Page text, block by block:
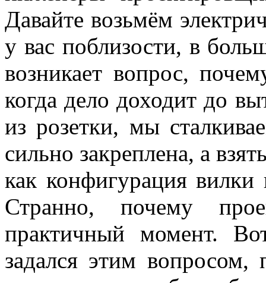
Давайте возьмём
у вас поблизости, в
возникает вопрос,
когда дело доходит до
из розетки, мы
сильно закреплена, а
как конфигурация вилки
Странно, почему
практичный момент.
задался этим